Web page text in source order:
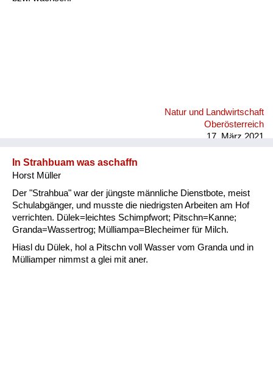
Natur und Landwirtschaft
Oberösterreich
17. März 2021
In Strahbuam was aschaffn
Horst Müller
Der "Strahbua" war der jüngste männliche Dienstbote, meist
Schulabgänger, und musste die niedrigsten Arbeiten am Hof
verrichten. Dülek=leichtes Schimpfwort; Pitschn=Kanne;
Granda=Wassertrog; Mülliampa=Blecheimer für Milch.
Hiasl du Dülek, hol a Pitschn voll Wasser vom Granda und in
Mülliamper nimmst a glei mit aner.